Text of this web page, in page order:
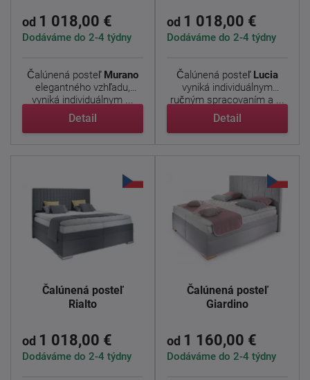
od 1 018,00 €
Dodáváme do 2-4 týdny
Čalúnená posteľ Murano
elegantného vzhľadu,
vyniká individuálnym ...
Detail
od 1 018,00 €
Dodáváme do 2-4 týdny
Čalúnená posteľ Lucia
vyniká individuálnym
ručným spracovaním a ...
Detail
Čalúnená posteľ
Rialto
od 1 018,00 €
Dodáváme do 2-4 týdny
Čalúnená posteľ
Giardino
od 1 160,00 €
Dodáváme do 2-4 týdny